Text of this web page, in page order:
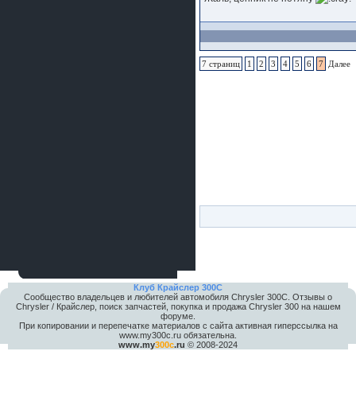
7 страниц 1 2 3 4 5 6 7 Далее
Клуб Крайслер 300C
Сообщество владельцев и любителей автомобиля Chrysler 300С. Отзывы о
Chrysler / Крайслер, поиск запчастей, покупка и продажа Chrysler 300 на нашем
форуме.
При копировании и перепечатке материалов с сайта активная гиперссылка на
www.my300c.ru обязательна.
www.my300c.ru © 2008-2024